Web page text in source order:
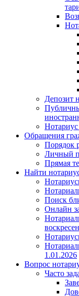
Депозит
Обращения
Порядок
Личный
Прямая
Найти
Поиск
Онлайн
1.01.2026
Вопрос
Часто